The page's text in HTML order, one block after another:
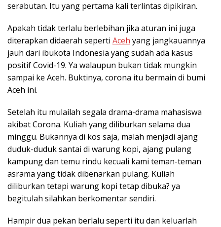
serabutan. Itu yang pertama kali terlintas dipikiran.
Apakah tidak terlalu berlebihan jika aturan ini juga
diterapkan didaerah seperti Aceh yang jangkauannya
jauh dari ibukota Indonesia yang sudah ada kasus
positif Covid-19. Ya walaupun bukan tidak mungkin
sampai ke Aceh. Buktinya, corona itu bermain di bumi
Aceh ini.
Setelah itu mulailah segala drama-drama mahasiswa
akibat Corona. Kuliah yang diliburkan selama dua
minggu. Bukannya di kos saja, malah menjadi ajang
duduk-duduk santai di warung kopi, ajang pulang
kampung dan temu rindu kecuali kami teman-teman
asrama yang tidak dibenarkan pulang. Kuliah
diliburkan tetapi warung kopi tetap dibuka? ya
begitulah silahkan berkomentar sendiri.
Hampir dua pekan berlalu seperti itu dan keluarlah